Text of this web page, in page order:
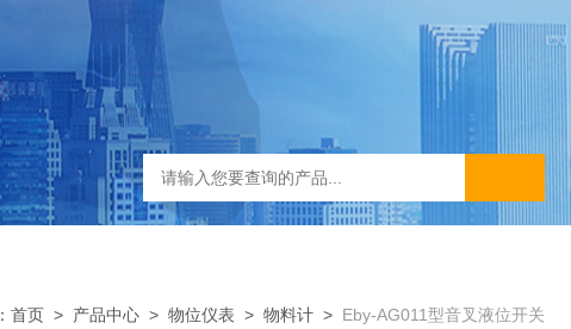
首页 > 产品中心 > 物位仪表 > 物料计 > Eby-AG011型音叉液位开关